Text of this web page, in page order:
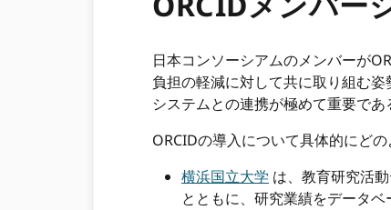
日本コンソーシアムのメンバーが
負担の軽減に対して共に取り組む
システムとの連携が極めて重要で
ORCIDの導入について具体的にど
横浜国立大学 は、教育研究活
とともに、研究業績をデータベ